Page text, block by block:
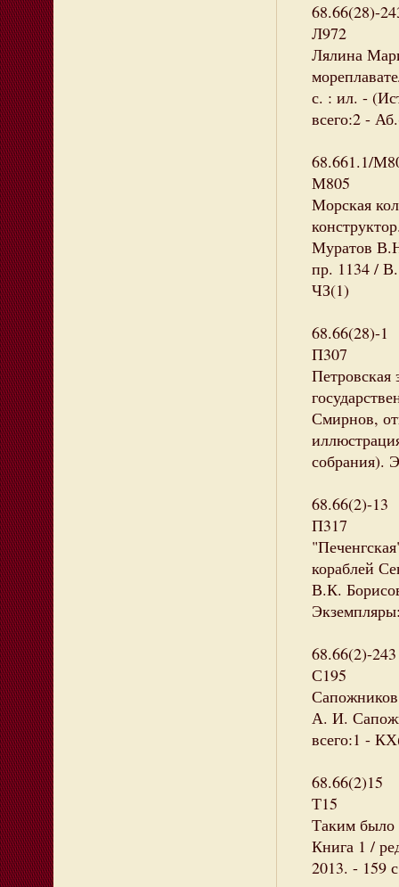
68.66(28)-
Л972
Лялина
с. : ил. -
всего:2 -
68.661.1/
М805
Морская
Муратов
пр. 1134 /
ЧЗ(1)
68.66(28)-1
П307
Петровская
Смирнов,
собрания).
68.66(2)-13
П317
кораблей
В.К.
68.66(2)-243
С195
А. И.
всего:1 -
68.66(2)15
Т15
Таким было
Книга 1 /
2013. - 159